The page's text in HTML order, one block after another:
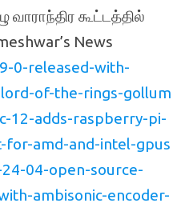
வாராந்திர கூட்டத்தில்
News
0-released-with-
of-the-rings-gollum
12-adds-raspberry-pi-
amd-and-intel-gpus
04-open-source-
ambisonic-encoder-